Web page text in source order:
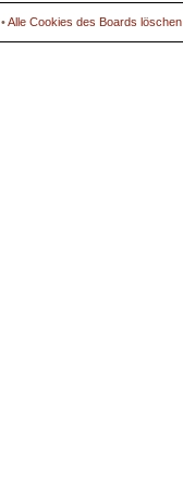
•Alle Cookies des Boards löschen